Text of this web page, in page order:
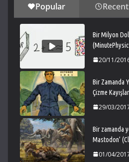
Popular Recent
Bir Milyon
20/11/
Bir Zamanda
Çizme
29/03/
Bir zamanda
Mastodon’
01/04/